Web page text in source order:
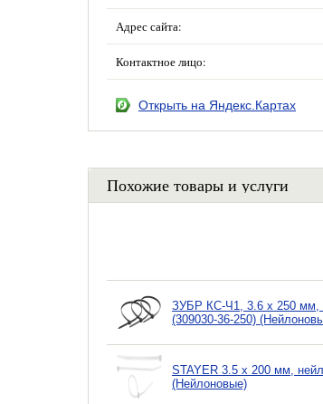
Адрес сайта:
Контактное лицо:
Открыть на Яндекс.Картах
Похожие товары и услуги
ЗУБР КС-Ч1, 3.6 x 250 мм,
(309030-36-250)
STAYER 3.5 x 200 мм,
(Нейлоновые)